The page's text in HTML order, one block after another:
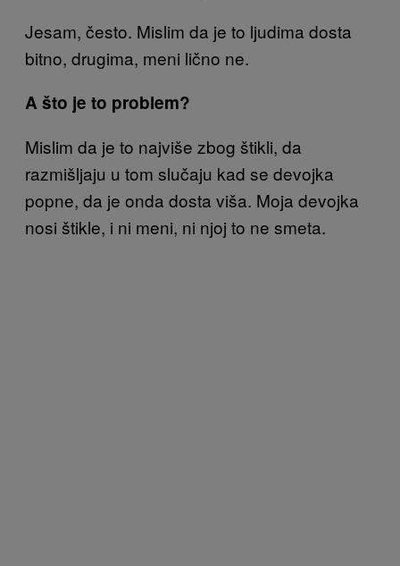
Jesam, često. Mislim da je to ljudima dosta
bitno, drugima, meni lično ne.
A što je to problem?
Mislim da je to najviše zbog štikli, da
razmišljaju u tom slučaju kad se devojka
popne, da je onda dosta viša. Moja devojka
nosi štikle, i ni meni, ni njoj to ne smeta.